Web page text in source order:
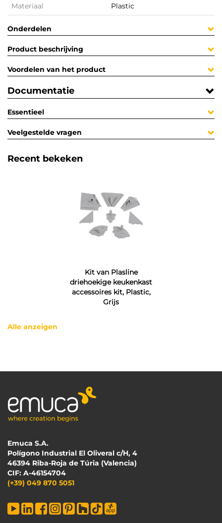
Materiaal Plastic
Onderdelen
Product beschrijving
Voordelen van het product
Documentatie
Essentieel
Veelgestelde vragen
Recent bekeken
Kit van Plasline
driehoekige keukenkast
accessoires kit, Plastic,
Grijs
Alle anzeigen
Emuca S.A.
Polígono Industrial El Oliveral c/H, 4
46394 Riba-Roja de Túria (Valencia)
CIF: A-46154704
(+39) 049 870 5051